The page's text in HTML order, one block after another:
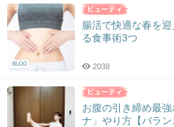
BLOG
腸活で快適な春を
る食事術3つ
2038
お腹の引き締め最
ナ」やり方【バラン